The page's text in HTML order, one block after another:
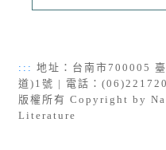
::: 地址：台南市700005
道)1號 | 電話：
版權所有 Copyright by
Literature